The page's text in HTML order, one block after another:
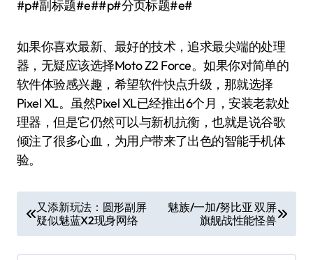
#p#副标题#e##p#分页标题#e#
如果你喜欢最新、最好的技术，追求最尖端的处理
器，无疑应该选择Moto Z2 Force。如果你对简单的
软件体验感兴趣，希望软件快点升级，那就选择
Pixel XL。虽然Pixel XL已经推出6个月，安装老款处
理器，但是它仍然可以与新机抗衡，也就是说谷歌
倾注了很多心血，为用户带来了出色的智能手机体
验。
章
导
又添新玩法：圆形副屏
疑似魅蓝X2现身网络
魅族/一加/努比亚 双屏
旗舰战性能怪兽